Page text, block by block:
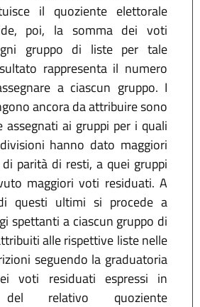
il quoziente elettorale
poi, la somma dei voti
gruppo di liste per tale
rappresenta il numero
a ciascun gruppo. I
ancora da attribuire sono
assegnati ai gruppi per i quali
hanno dato maggiori
parità di resti, a quei gruppi
maggiori voti residuati. A
questi ultimi si procede a
spettanti a ciascun gruppo di
alle rispettive liste nelle
seguendo la graduatoria
voti residuati espressi in
del relativo quoziente